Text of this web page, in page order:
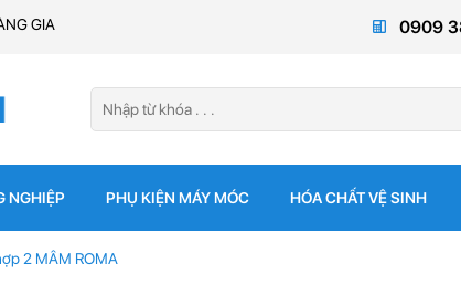
GIA 0909
NGHIỆP PHỤ KIỆN MÁY MÓC HÓA CHẤT VỆ SINH
2 MÂM ROMA